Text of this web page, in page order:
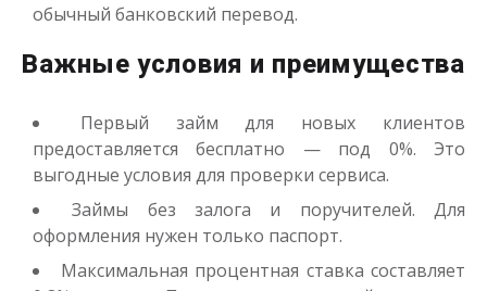
Деньги до зарплаты
Сумма до50 000₽
обычный банковский перевод.
Важные условия и преимущества
Первый займ для новых клиентов
предоставляется бесплатно — под 0%. Это
выгодные условия для проверки сервиса.
Займы без залога и поручителей. Для
оформления нужен только паспорт.
Максимальная процентная ставка составляет